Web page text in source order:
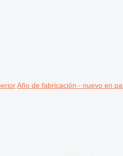
Año de fabricación - nuevo en